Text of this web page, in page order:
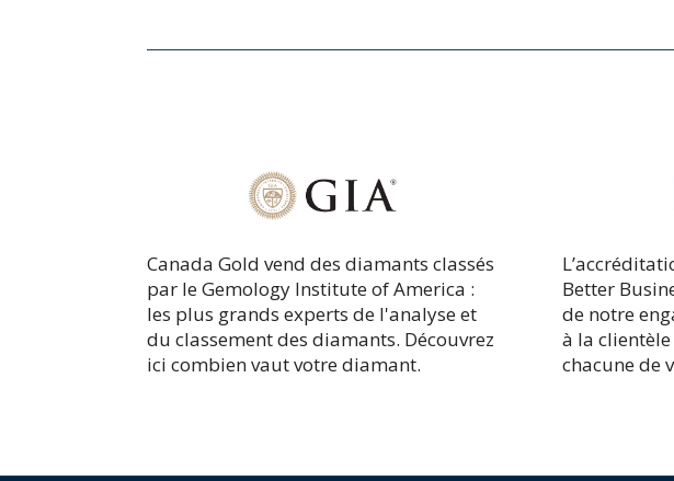
Canada Gold vend des diamants classés
par le Gemology Institute of America :
les plus grands experts de l'analyse et
du classement des diamants. Découvrez
ici combien vaut votre diamant.
Better
de notre
à la
chacune de